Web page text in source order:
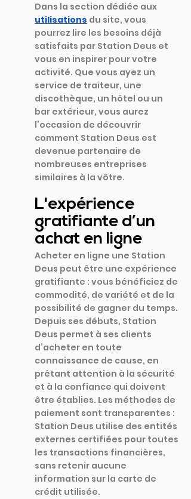
Dans la section dédiée aux
utilisations du site, vous
pourrez lire les besoins déjà
satisfaits par Station Deus et
vous en inspirer pour votre
activité. Que vous ayez un
service de traiteur, une
discothèque, un hôtel ou un
bar extérieur, vous aurez
l’occasion de découvrir
comment Station Deus est
devenue partenaire de
nombreuses entreprises
similaires à la vôtre.
L'expérience
gratifiante d’un
achat en ligne
Acheter en ligne une Station
Deus peut être une expérience
gratifiante : vous bénéficiez de
commodité, de variété et de la
possibilité de gagner du temps.
Depuis ses débuts, Station
Deus permet à ses clients
d’acheter en toute
connaissance de cause, en
prêtant attention à la sécurité
et à la confiance qui doivent
être établies. Les méthodes de
paiement sont transparentes :
Station Deus utilise des entités
externes certifiées pour toutes
les transactions financières,
sans retenir aucune
information sur la carte de
crédit utilisée.